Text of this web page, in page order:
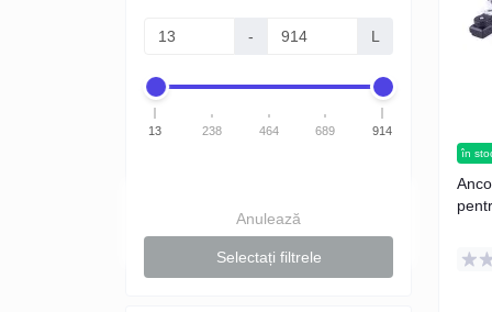
- L
13 238 464 689 914
Anulează
Selectați filtrele
în